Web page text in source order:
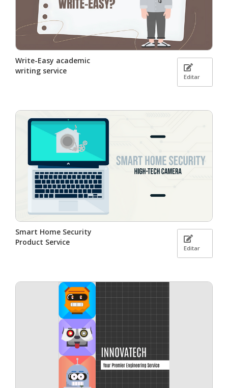
Write-Easy academic
writing service
Editar
Smart Home Security
Product Service
Editar